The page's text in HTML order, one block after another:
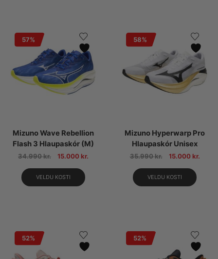
57%
Mizuno Wave Rebellion
Flash 3 Hlaupaskór (M)
34.990kr. 15.000 kr.
VELDU KOSTI
58%
Mizuno Hyperwarp Pro
Hlaupaskór Unisex
35.990kr. 15.000 kr.
VELDU KOSTI
52% 52%